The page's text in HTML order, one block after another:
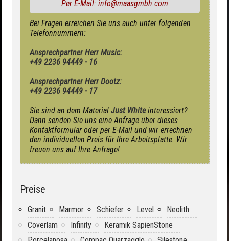
Per E-Mail: info@maasgmbh.com
Bei Fragen erreichen Sie uns auch unter folgenden
Telefonnummern:
Ansprechpartner Herr Music:
+49 2236 94449 - 16
Ansprechpartner Herr Dootz:
+49 2236 94449 - 17
Sie sind an dem Material Just Whiteinteressiert?
Dann senden Sie uns eine Anfrage über dieses
Kontaktformular oder per E-Mail und wir errechnen
den individuellen Preis für Ihre Arbeitsplatte. Wir
freuen uns auf Ihre Anfrage!
Preise
Granit Marmor Schiefer Level
Neolith
Coverlam
Infinity
Keramik SapienStone